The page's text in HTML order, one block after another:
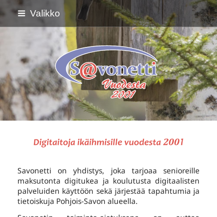
Siirry
sivun
sisältöön
Valikko
Savonetti ry
Savonetti on yhdistys, joka tarjoaa senioreille
maksutonta digitukea ja koulutusta digitaalisten
palveluiden käyttöön sekä järjestää tapahtumia ja
tietoiskuja Pohjois-Savon alueella.